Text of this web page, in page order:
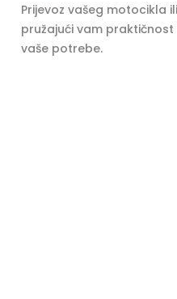
Prijevoz vašeg motocikla
pružajući vam
vaše potrebe.